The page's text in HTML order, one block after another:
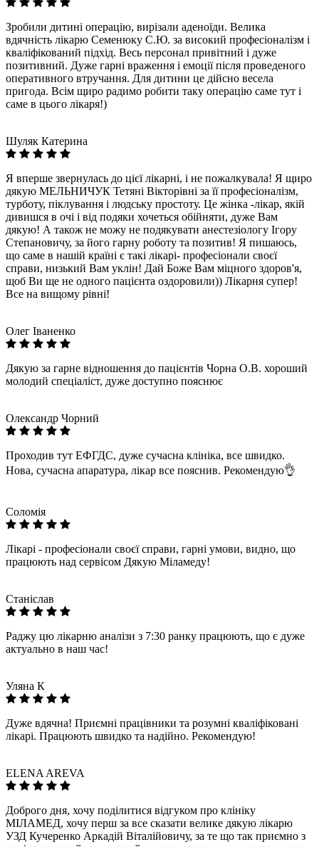
Зробили дитині операцію, вирізали аденоїди. Велика
вдячність лікарю Семенюку С.Ю. за високий професіоналізм і
кваліфікований підхід. Весь персонал привітний і дуже
позитивний. Дуже гарні враження і емоції після проведеного
оперативного втручання. Для дитини це дійсно весела
пригода. Всім щиро радимо робити таку операцію саме тут і
саме в цього лікаря!)
Шуляк Катерина
Я вперше звернулась до цієї лікарні, і не пожалкувала! Я щиро
дякую МЕЛЬНИЧУК Тетяні Вікторівні за її професіоналізм,
турботу, піклування і людську простоту. Це жінка -лікар, якій
дивишся в очі і від подяки хочеться обійняти, дуже Вам
дякую! А також не можу не подякувати анестезіологу Ігору
Степановичу, за його гарну роботу та позитив! Я пишаюсь,
що саме в нашій країні є такі лікарі- професіонали своєї
справи, низький Вам уклін! Дай Боже Вам міцного здоров'я,
щоб Ви ще не одного пацієнта оздоровили)) Лікарня супер!
Все на вищому рівні!
Олег Іваненко
Дякую за гарне відношення до пацієнтів Чорна О.В. хороший
молодий спеціаліст, дуже доступно пояснює
Олександр Чорний
Проходив тут ЕФГДС, дуже сучасна клініка, все швидко.
Нова, сучасна апаратура, лікар все пояснив. Рекомендую👌
Соломія
Лікарі - професіонали своєї справи, гарні умови, видно, що
працюють над сервісом Дякую Міламеду!
Станіслав
Раджу цю лікарню аналізи з 7:30 ранку працюють, що є дуже
актуально в наш час!
Уляна К
Дуже вдячна! Приємні працівники та розумні кваліфіковані
лікарі. Працюють швидко та надійно. Рекомендую!
ELENA AREVA
Доброго дня, хочу поділитися відгуком про клініку
МІЛАМЕД, хочу перш за все сказати велике дякую лікарю
УЗД Кучеренко Аркадій Віталійовичу, за те що так приємно з